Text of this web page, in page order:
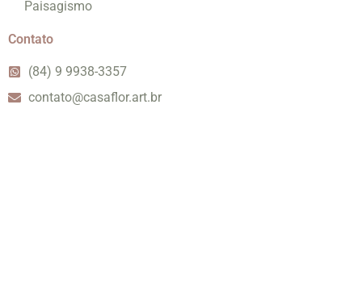
Paisagismo
Contato
(84) 9 9938-3357
contato@casaflor.art.br